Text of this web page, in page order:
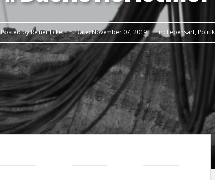
Posted byReiner Eckel Date:November 07, 2019 in: Lebensart, Politik